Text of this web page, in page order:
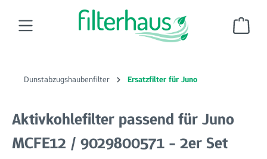
Zum Hauptinhalt springen
Dunstabzugshaubenfilter Ersatzfilter für Juno
Aktivkohlefilter passend für Juno
MCFE12 / 9029800571 - 2er Set